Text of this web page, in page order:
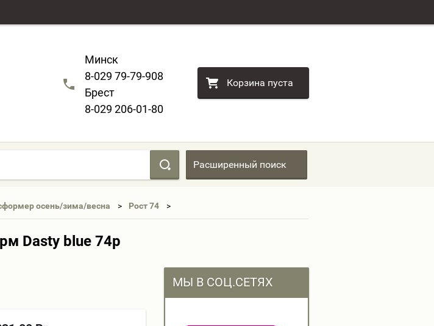
Минск
8-029 79-79-908
Брест
8-029 206-01-80
Корзина пуста
Расширенный поиск
осень/зима/весна Рост 74
Dasty blue 74р
МЫ В СОЦ.СЕТЯХ